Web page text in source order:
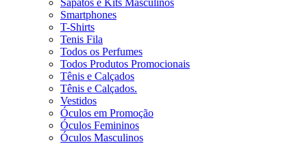
Sapatos e Kits Masculinos
Smartphones
T-Shirts
Tenis Fila
Todos os Perfumes
Todos Produtos Promocionais
Tênis e Calçados
Tênis e Calçados.
Vestidos
Óculos em Promoção
Óculos Femininos
Óculos Masculinos